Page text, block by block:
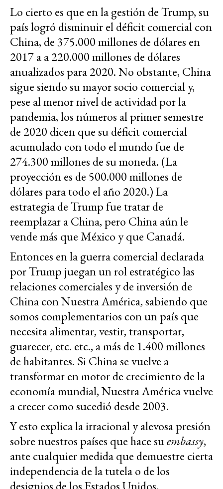
Lo cierto es que en la gestión de Trump, su
país logró disminuir el déficit comercial con
China, de 375.000 millones de dólares en
2017 a a 220.000 millones de dólares
anualizados para 2020. No obstante, China
sigue siendo su mayor socio comercial y,
pese al menor nivel de actividad por la
pandemia, los números al primer semestre
de 2020 dicen que su déficit comercial
acumulado con todo el mundo fue de
274.300 millones de su moneda. (La
proyección es de 500.000 millones de
dólares para todo el año 2020.) La
estrategia de Trump fue tratar de
reemplazar a China, pero China aún le
vende más que México y que Canadá.
Entonces en la guerra comercial declarada
por Trump juegan un rol estratégico las
relaciones comerciales y de inversión de
China con Nuestra América, sabiendo que
somos complementarios con un país que
necesita alimentar, vestir, transportar,
guarecer, etc. etc., a más de 1.400 millones
de habitantes. Si China se vuelve a
transformar en motor de crecimiento de la
economía mundial, Nuestra América vuelve
a crecer como sucedió desde 2003.
Y esto explica la irracional y alevosa presión
sobre nuestros países que hace suembassy,
ante cualquier medida que demuestre cierta
independencia de la tutela o de los
designios de los Estados Unidos.